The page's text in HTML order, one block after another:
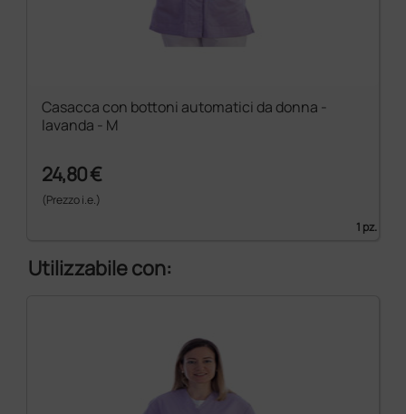
Casacca con bottoni automatici da donna -
lavanda - M
24,80 €
(Prezzo i.e.)
1 pz.
Utilizzabile con: